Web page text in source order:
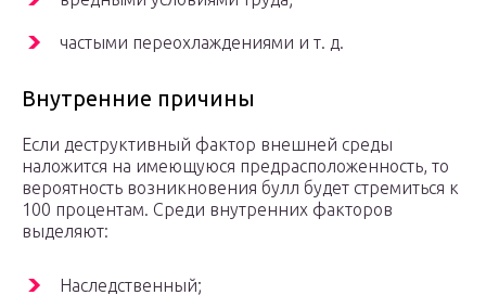
частыми переохлаждениями и т. д.
Внутренние причины
Если деструктивный фактор внешней среды
наложится на имеющуюся предрасположенность, то
вероятность возникновения булл будет стремиться к
100 процентам. Среди внутренних факторов
выделяют:
Наследственный;